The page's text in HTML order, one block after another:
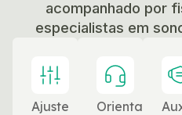
acompanhado por
especialistas em
Ajuste
Orientação